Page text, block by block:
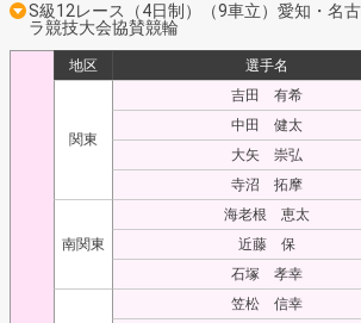
S級12レース（4日制）（9車立）愛知・名
ラ競技大会協賛競輪
地区 選手名
関東
吉田 有希
中田 健太
大矢 崇弘
寺沼 拓摩
南関東
海老根 恵太
近藤 保
石塚 孝幸
笠松 信幸